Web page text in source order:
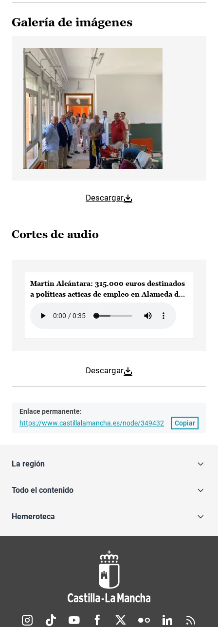
Galería de imágenes
Descargar
Cortes de audio
Descargar
Martín Alcántara: 315.000 euros destinados
a políticas acticas de empleo en Alameda de
Enlace permanente:
https://www.castillalamancha.es/node/349432
Copiar
La región
Todo el contenido
Hemeroteca
Redes sociales JCCM